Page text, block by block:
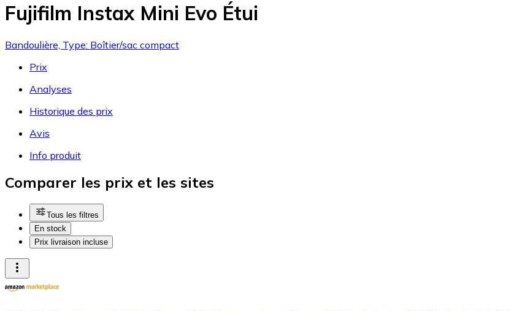
Fujifilm Instax Mini Evo Étui
Bandoulière, Type: Boîtier/sac compact
Prix
Analyses
Historique des prix
Avis
Info produit
Comparer les prix et les sites
Tous les filtres
En stock
Prix livraison incluse